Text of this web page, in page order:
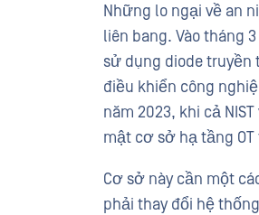
Những lo ngại về an
liên bang. Vào tháng
sử dụng diode truyền
điều khiển công
năm 2023, khi cả
mật cơ sở hạ tầng OT
Cơ sở này cần một
phải thay đổi hệ